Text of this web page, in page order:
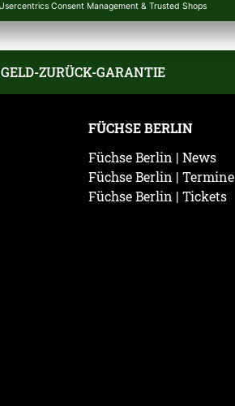
GELD-ZURÜCK-GARANTIE
FÜCHSE BERLIN
Füchse Berlin | News
Füchse Berlin | Termine
Füchse Berlin | Tickets